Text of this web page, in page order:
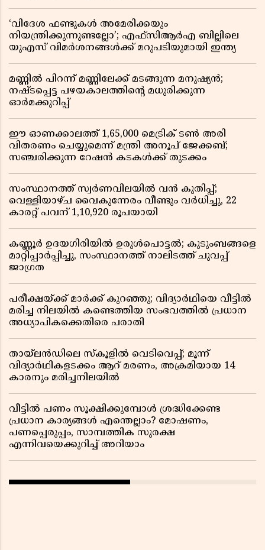
‘വിദേശ ഫണ്ടുകൾ അമേരിക്കയും
നിയന്ത്രിക്കുന്നുണ്ടല്ലോ’; എഫ്സിആർഎ ബില്ലിലെ
യുഎസ് വിമർശനങ്ങൾക്ക് മറുപടിയുമായി ഇന്ത്യ
മണ്ണിൽ പിറന്ന് മണ്ണിലേക്ക് മടങ്ങുന്ന മനുഷ്യൻ;
നഷ്ടപ്പെട്ട പഴയകാലത്തിൻ്റെ മധുരിക്കുന്ന
ഓർമക്കുറിപ്പ്
ഈ ഓണക്കാലത്ത് 1,65,000 മെട്രിക് ടൺ അരി
വിതരണം ചെയ്യുമെന്ന് മന്ത്രി അനൂപ് ജേക്കബ്;
സഞ്ചരിക്കുന്ന റേഷൻ കടകൾക്ക് തുടക്കം
സംസ്ഥാനത്ത് സ്വർണവിലയിൽ വൻ കുതിപ്പ്;
വെള്ളിയാഴ്ച വൈകുന്നേരം വീണ്ടും വർധിച്ചു, 22
കാരറ്റ് പവന് 1,10,920 രൂപയായി
കണ്ണൂർ ഉദയഗിരിയിൽ ഉരുൾപൊട്ടൽ; കുടുംബങ്ങളെ
മാറ്റിപ്പാർപ്പിച്ചു, സംസ്ഥാനത്ത് നാലിടത്ത് ചുവപ്പ്
ജാഗ്രത
പരീക്ഷയ്ക്ക് മാർക്ക് കുറഞ്ഞു; വിദ്യാർഥിയെ വീട്ടിൽ
മരിച്ച നിലയിൽ കണ്ടെത്തിയ സംഭവത്തിൽ പ്രധാന
അധ്യാപികക്കെതിരെ പരാതി
തായ്‌ലൻഡിലെ സ്‌കൂളിൽ വെടിവെപ്പ്; മൂന്ന്
വിദ്യാർഥികളടക്കം ആറ് മരണം, അക്രമിയായ 14
കാരനും മരിച്ചനിലയിൽ
വീട്ടിൽ പണം സൂക്ഷിക്കുമ്പോൾ ശ്രദ്ധിക്കേണ്ട
പ്രധാന കാര്യങ്ങൾ എന്തെല്ലാം? മോഷണം,
പണപ്പെരുപ്പം, സാമ്പത്തിക സുരക്ഷ
എന്നിവയെക്കുറിച്ച് അറിയാം